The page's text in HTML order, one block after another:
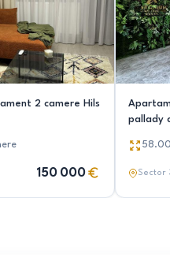
2 camere Hils
150 000
pallady
58.00
Sector